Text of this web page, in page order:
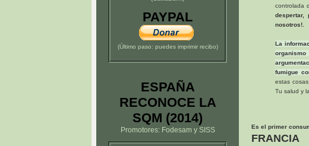
controlada
despertar,
nosotros!.
La
fumigue
estas
Tu salud y
Es el primer
PAYPAL
(Último paso: puedes imprimir recibo)
ESPAÑA
RECONOCE LA
SQM (2014)
Promotores: Fodesam y SISS